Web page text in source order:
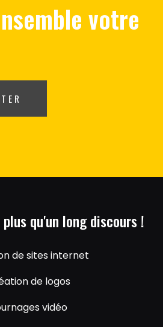
votre
qu'un long discours !
de sites internet
de logos
vidéo